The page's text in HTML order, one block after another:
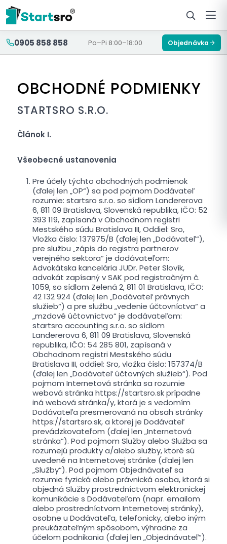
0905 858 858 Po–Pi 8:00–18:00 Objednávka
OBCHODNÉ PODMIENKY
STARTSRO S.R.O.
Článok I.
Všeobecné ustanovenia
Pre účely týchto obchodných podmienok
(ďalej len „OP“) sa pod pojmom Dodávateľ
rozumie: startsro s.r.o. so sídlom Landererova
6, 811 09 Bratislava, Slovenská republika, IČO: 52
393 119, zapísaná v Obchodnom registri
Mestského súdu Bratislava III, Oddiel: Sro,
Vložka číslo: 137975/B (ďalej len „Dodávateľ“),
pre službu „zápis do registra partnerov
verejného sektora“ je dodávateľom:
Advokátska kancelária JUDr. Peter Slovík,
advokát zapísaný v SAK pod registračným č.
1059, so sídlom Zelená 2, 811 01 Bratislava, IČO:
42 132 924 (ďalej len „Dodávateľ právnych
služieb“) a pre službu „vedenie účtovníctva“ a
„mzdové účtovníctvo“ je dodávateľom:
startsro accounting s.r.o. so sídlom
Landererova 6, 811 09 Bratislava, Slovenská
republika, IČO: 54 285 801, zapísaná v
Obchodnom registri Mestského súdu
Bratislava III, oddiel: Sro, vložka číslo: 157374/B
(ďalej len „Dodávateľ účtovných služieb“). Pod
pojmom Internetová stránka sa rozumie
webová stránka https://startsro.sk prípadne
iná webová stránka/y, ktorá je s vedomím
Dodávateľa presmerovaná na obsah stránky
https://startsro.sk, a ktorej je Dodávateľ
prevádzkovateľom (ďalej len „Internetová
stránka“). Pod pojmom Služby alebo Služba sa
rozumejú produkty a/alebo služby, ktoré sú
uvedené na Internetovej stránke (ďalej len
„Služby“). Pod pojmom Objednávateľ sa
rozumie fyzická alebo právnická osoba, ktorá si
objedná Služby prostredníctvom elektronickej
komunikácie s Dodávateľom (napr. emailom
alebo prostredníctvom Internetovej stránky),
osobne u Dodávateľa, telefonicky, alebo iným
preukázateľným spôsobom, výhradne za
účelom podnikania (ďalej len „Objednávateľ“).